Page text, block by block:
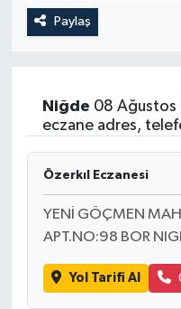
Paylaş
Niğde 08 Ağustos
eczane adres,
Özerkıl Eczanesi
YENİ GÖÇMEN
APT.NO:98 BOR
Yol Tarifi Al
YAŞAM
SAĞLIK
EĞİTİM
İLÇE HABERLERİ
KÜLTÜR-SANAT
KSÜ
Süper Lig Puan
Son Dakika
Haber Arşivi